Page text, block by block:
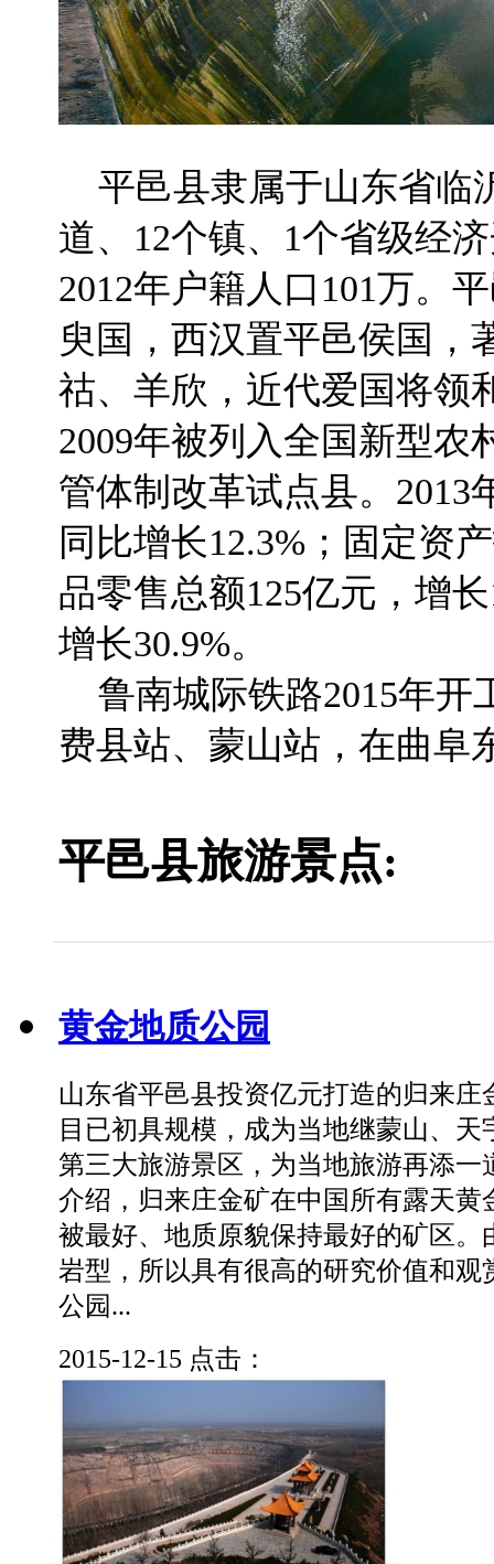
平邑县隶属于山东省临
道、12个镇、1个省级经
2012年户籍人口101万。
臾国，西汉置平邑侯国，
祜、羊欣，近代爱国将领
2009年被列入全国新型农
管体制改革试点县。2013
同比增长12.3%；固定资
品零售总额125亿元，增
增长30.9%。
鲁南城际铁路2015年开
费县站、蒙山站，在曲阜
平邑县旅游景点:
黄金地质公园
山东省平邑县投资亿元打造的归来庄
目已初具规模，成为当地继蒙山、
第三大旅游景区，为当地旅游再添一
介绍，归来庄金矿在中国所有露天黄
被最好、地质原貌保持最好的矿区。
岩型，所以具有很高的研究价值和观
公园...
2015-12-15 点击：